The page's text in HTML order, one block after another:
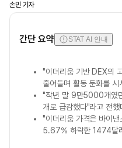
손민 기자
간단 요약 STAT AI 안내
"이더리움 기반 DEX의
줄어들며 활동 둔화를 시
"작년 말 9만5000개였
개로 급감했다"라고 전했
"이더리움 가격은 바이
5.67% 하락한 1474달